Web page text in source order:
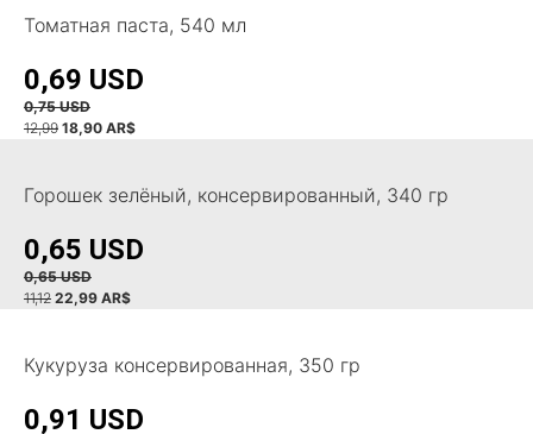
Томатная паста, 540 мл
0,69 USD
0,75 USD
12,99 18,90 AR$
Горошек зелёный, консервированный, 340 гр
0,65 USD
0,65 USD
11,12 22,99 AR$
Кукуруза консервированная, 350 гр
0,91 USD